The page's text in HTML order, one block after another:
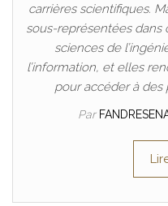
carrières scientifiques.
sous-représentées dans
sciences de
l’information, et elles
pour accéder à des
Par